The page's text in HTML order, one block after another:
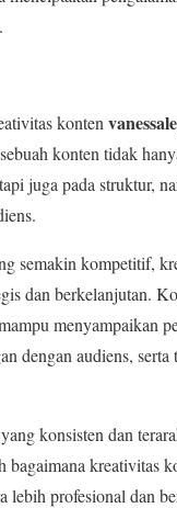
konten
konten tidak
juga pada struktur,
semakin kompetitif,
dan berkelanjutan.
menyampaikan
dengan audiens, serta
konsisten dan
bagaimana kreativitas
lebih profesional dan